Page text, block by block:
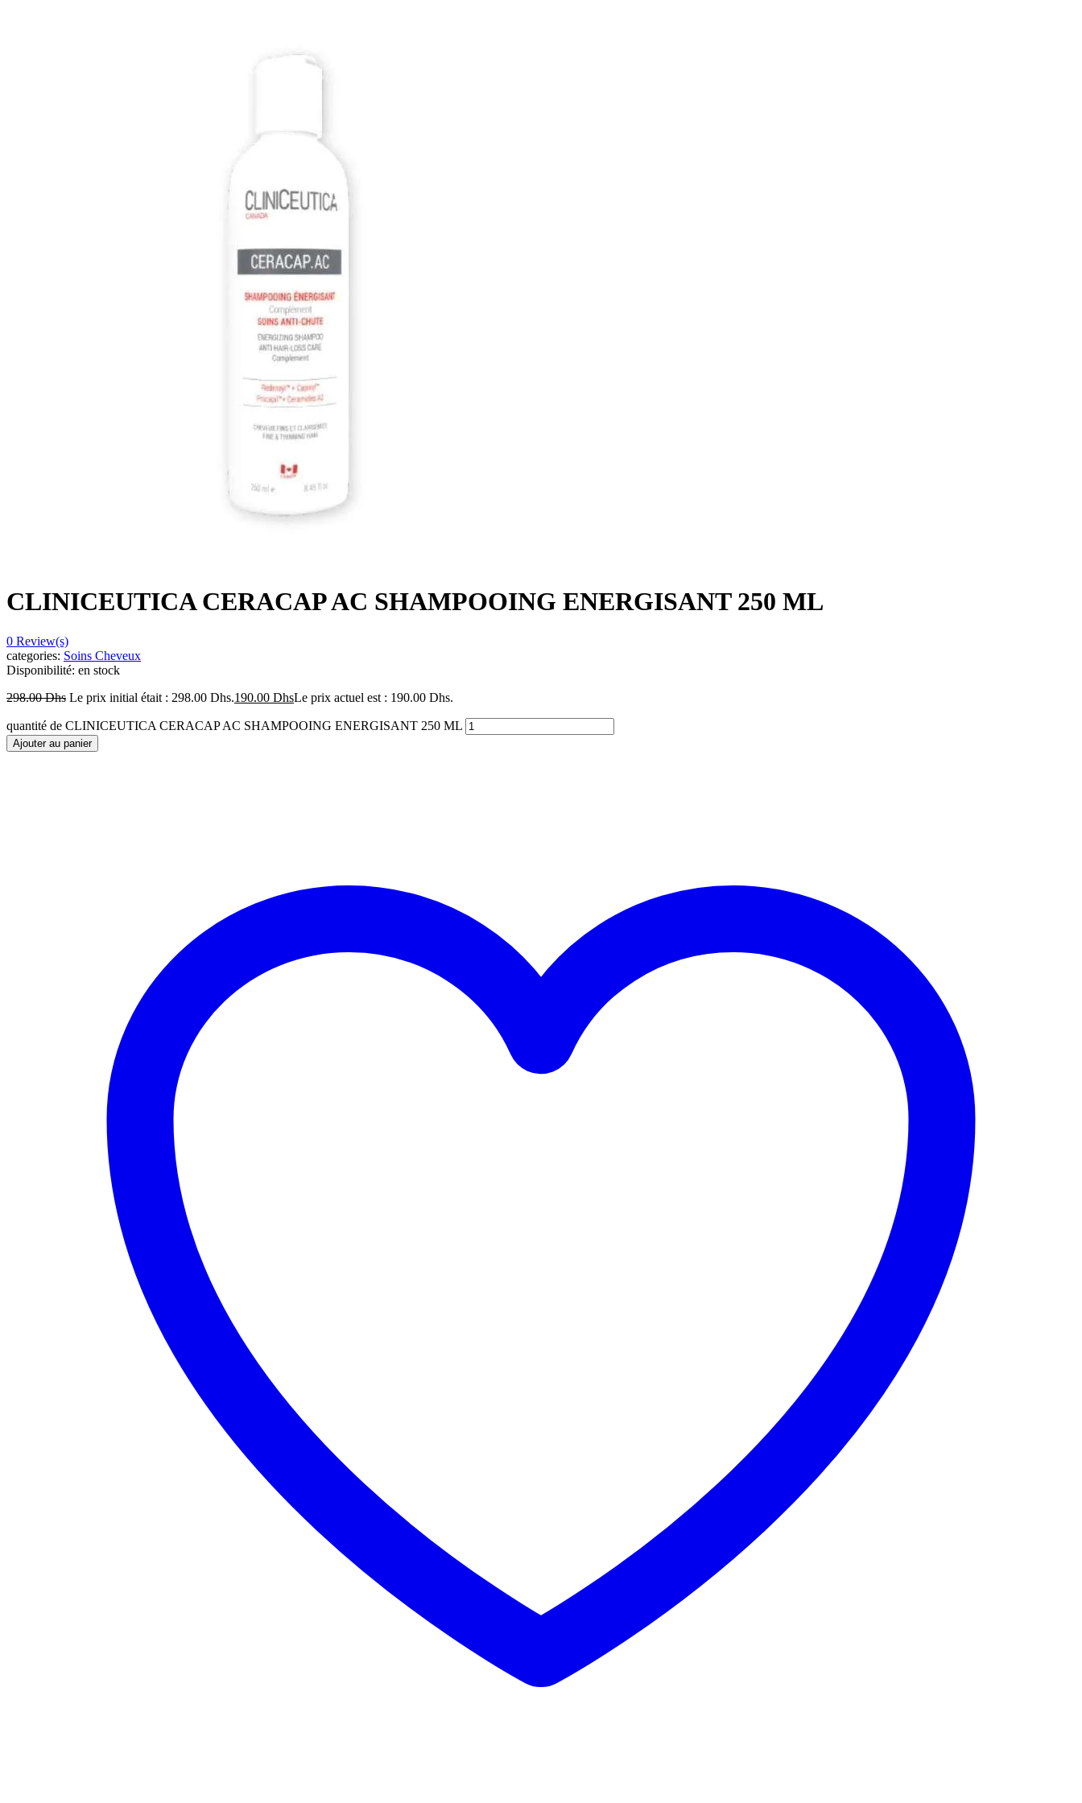
CLINICEUTICA CERACAP AC SHAMPOOING ENERGISANT 250 ML
0 Review(s)
categories: Soins Cheveux
Disponibilité: en stock
298.00Dhs Le prix initial était : 298.00 Dhs.190.00 DhsLe prix actuel est : 190.00 Dhs.
quantité de CLINICEUTICA CERACAP AC SHAMPOOING ENERGISANT 250 ML
Ajouter au panier